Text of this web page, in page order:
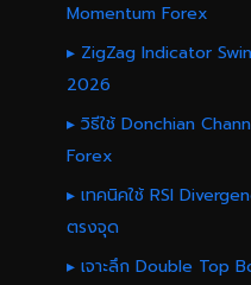
Momentum Forex
▸ ZigZag Indicator
2026
▸ วิธีใช้ Donchian
Forex
▸ เทคนิคใช้ RSI
ตรงจุด
▸ เจาะลึก Double Top